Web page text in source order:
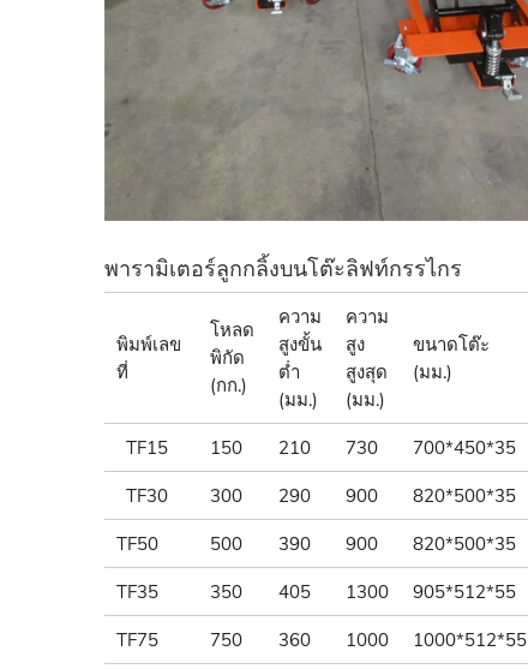
พารามิเตอร์ลูกกลิ้งบนโต๊ะลิฟท์กรรไกร
พิมพ์เลข
ที่
โหลด
พิกัด
(กก.)
ความ
สูงขั้น
ต่ำ
(มม.)
ความ
สูง
สูงสุด
(มม.)
ขนาดโต๊ะ
(มม.)
TF15 150 210 730 700*450*35
TF30 300 290 900 820*500*35
TF50 500 390 900 820*500*35
TF35 350 405 1300 905*512*55
TF75 750 360 1000 1000*512*55